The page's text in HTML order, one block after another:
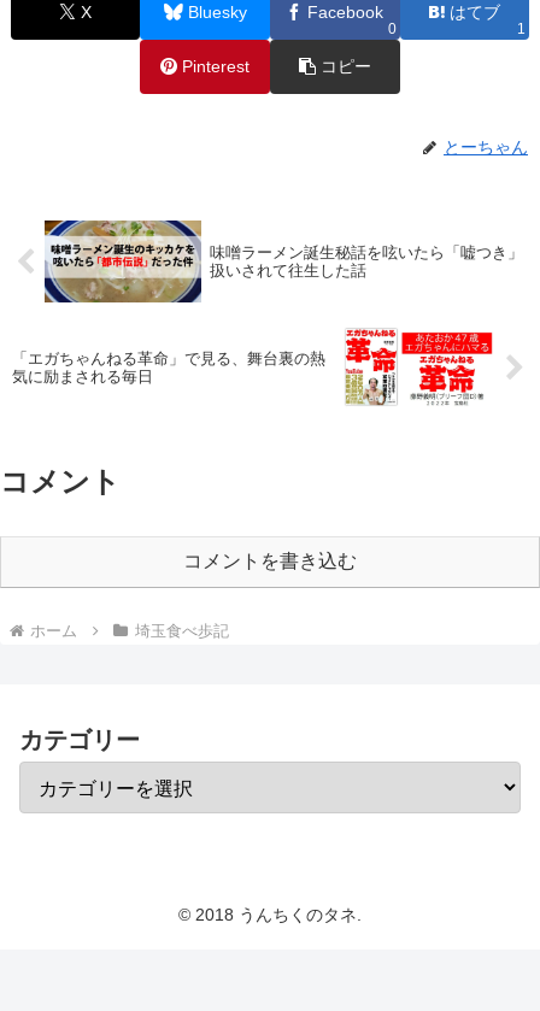
X Bluesky Facebook
0
はてブ
1
Pinterest コピー
とーちゃん
味噌ラーメン誕生秘話を呟いたら「嘘つき」
扱いされて往生した話
「エガちゃんねる革命」で見る、舞台裏の熱
気に励まされる毎日
コメント
コメントを書き込む
ホーム 埼玉食べ歩記
カテゴリー
© 2018 うんちくのタネ.